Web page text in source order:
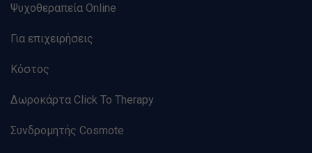
Ψυχοθεραπεία Online
Για επιχειρήσεις
Κόστος
Δωροκάρτα Click To Therapy
Συνδρομητής Cosmote